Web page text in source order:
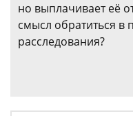
но выплачивает её
смысл обратиться в
расследования?